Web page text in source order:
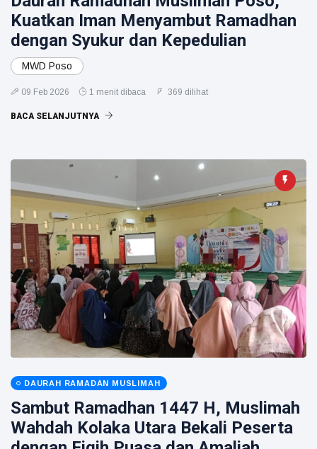
Kuatkan Iman Menyambut Ramadhan
dengan Syukur dan Kepedulian
MWD Poso
09 Feb 2026 1 menit dibaca 369 dilihat
BACA SELANJUTNYA
DAURAH RAMADAN MUSLIMAH
Sambut Ramadhan 1447 H, Muslimah
Wahdah Kolaka Utara Bekali Peserta